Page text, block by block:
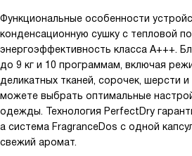
Функциональные особенности
конденсационную сушку с тепловой
энергоэффективность класса A+++.
до 9 кг и 10 программам, включая
деликатных тканей, сорочек, шерсти
можете выбрать оптимальные
одежды. Технология PerfectDry
а система FragranceDos с одной
свежий аромат.